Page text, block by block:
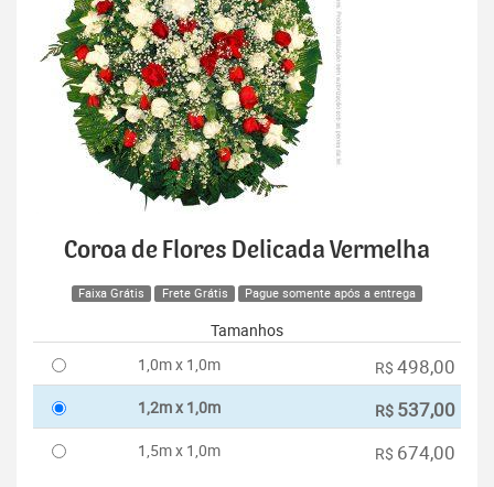
Coroa de Flores Delicada Vermelha
Faixa Grátis Frete Grátis Pague somente após a entrega
Tamanhos
1,0m x 1,0m
R$ 498,00
1,2m x 1,0m R$ 537,00
1,5m x 1,0m R$ 674,00